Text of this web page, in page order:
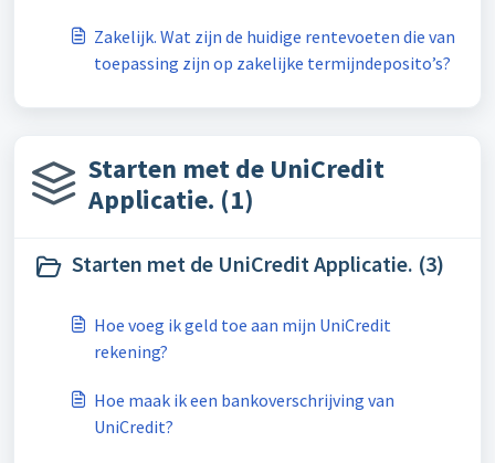
Zakelijk. Wat zijn de huidige rentevoeten die van
toepassing zijn op zakelijke termijndeposito’s?
Starten met de UniCredit
Applicatie. (1)
Starten met de UniCredit Applicatie. (3)
Hoe voeg ik geld toe aan mijn UniCredit
rekening?
Hoe maak ik een bankoverschrijving van
UniCredit?